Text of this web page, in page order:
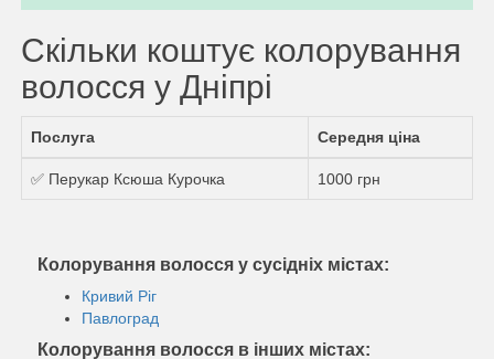
Скільки коштує колорування
волосся у Дніпрі
Послуга Середня ціна
✅ Перукар Ксюша Курочка 1000 грн
Колорування волосся у сусідніх містах:
Кривий Ріг
Павлоград
Колорування волосся в інших містах: